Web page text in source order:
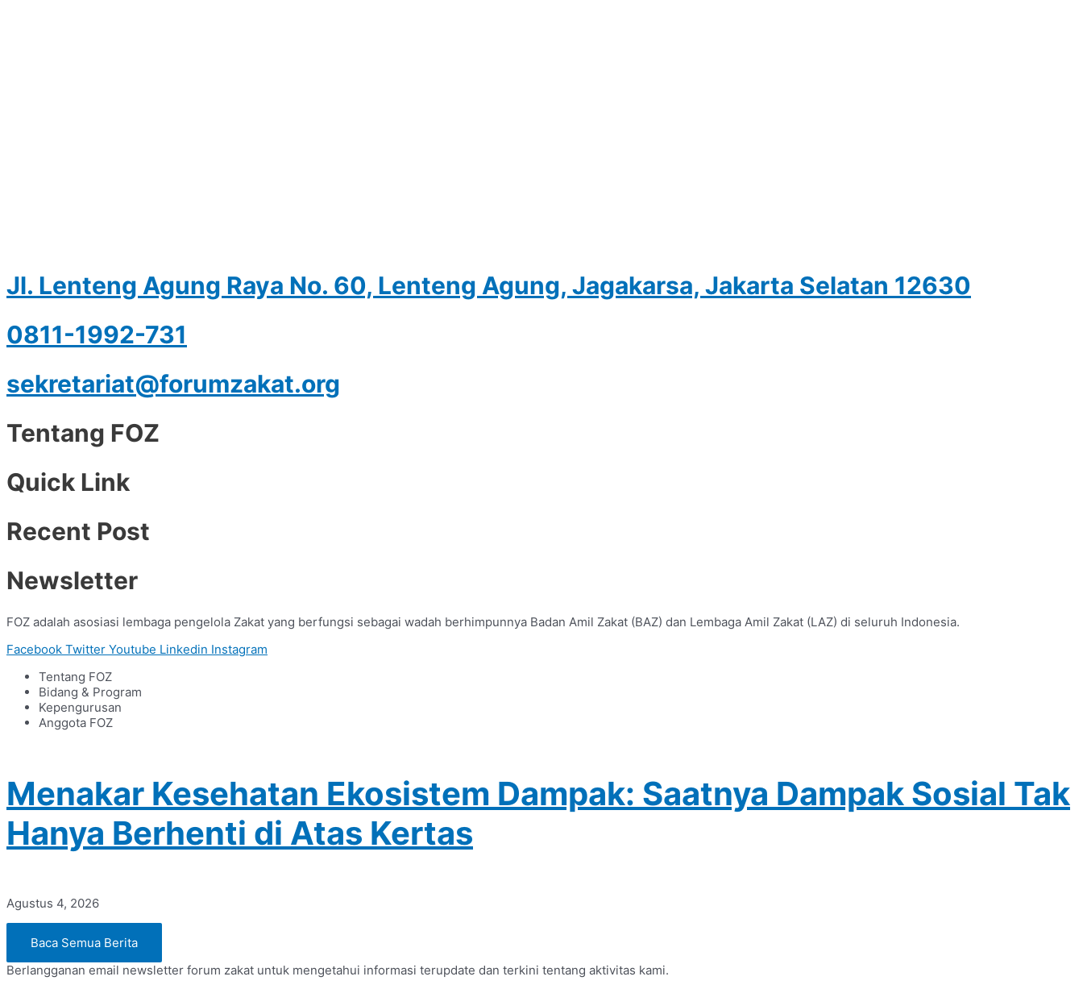
Jl. Lenteng Agung Raya No. 60, Lenteng Agung, Jagakarsa, Jakarta Selatan 12630
0811-1992-731
sekretariat@forumzakat.org
Tentang FOZ
Quick Link
Recent Post
Newsletter
FOZ adalah asosiasi lembaga pengelola Zakat yang berfungsi sebagai wadah berhimpunnya Badan Amil Zakat (BAZ) dan Lembaga Amil Zakat (LAZ) di seluruh Indonesia.
Facebook Twitter Youtube Linkedin Instagram
Tentang FOZ
Bidang & Program
Kepengurusan
Anggota FOZ
Menakar Kesehatan Ekosistem Dampak: Saatnya Dampak Sosial Tak
Hanya Berhenti di Atas Kertas
Agustus 4, 2026
Baca Semua Berita
Berlangganan email newsletter forum zakat untuk mengetahui informasi terupdate dan terkini tentang aktivitas kami.